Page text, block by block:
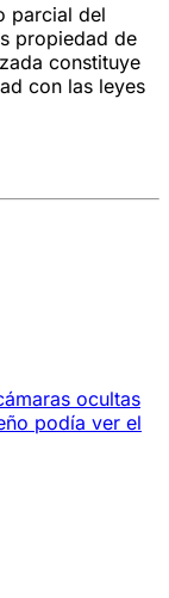
parcial del
propiedad de
constituye
con las leyes
ocultas
podía ver el